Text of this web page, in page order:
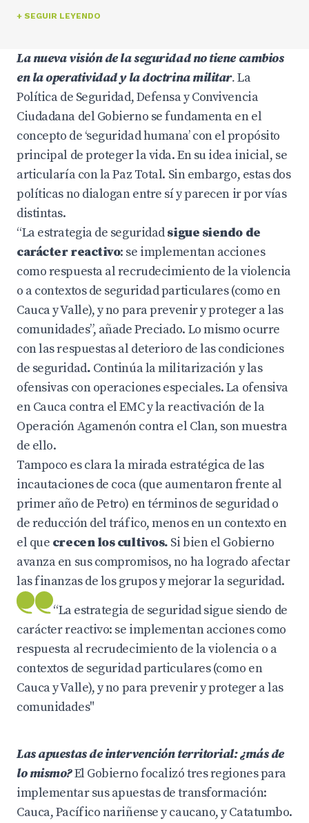
+ SEGUIR LEYENDO
La nueva visión de la seguridad no tiene cambios
en la operatividad y la doctrina militar.La
Política de Seguridad, Defensa y Convivencia
Ciudadana del Gobierno se fundamentaen el
concepto de ‘seguridad humana’ con el propósito
principal de proteger la vida. En su idea inicial, se
articularía con la Paz Total. Sin embargo, estas dos
políticas no dialogan entre sí y parecen ir por vías
distintas.
“La estrategia de seguridadsigue siendo de
carácter reactivo: se implementan acciones
como respuesta al recrudecimiento de la violencia
o a contextos de seguridad particulares (como en
Cauca y Valle), y no para prevenir y proteger a las
comunidades”, añade Preciado. Lo mismo ocurre
con las respuestas al deterioro de las condiciones
de seguridad. Continúa la militarización y las
ofensivas con operaciones especiales. La ofensiva
en Cauca contra el EMC y la reactivación de la
Operación Agamenón contra el Clan, son muestra
de ello.
Tampoco es clara la mirada estratégica de las
incautaciones de coca (que aumentaron frente al
primer año de Petro) en términos de seguridad o
de reducción del tráfico, menos en un contexto en
el que crecen los cultivos. Si bien el Gobierno
avanza en sus compromisos, no ha logrado afectar
las finanzas de los grupos y mejorar la seguridad.
“La estrategia de seguridad sigue siendo de
carácter reactivo: se implementan acciones como
respuesta al recrudecimiento de la violencia o a
contextos de seguridad particulares (como en
Cauca y Valle), y no para prevenir y proteger a las
comunidades"
Las apuestas de intervención territorial: ¿más de
lo mismo?El Gobierno focalizó tres regiones para
implementar sus apuestas de transformación:
Cauca, Pacífico nariñense y caucano, y Catatumbo.